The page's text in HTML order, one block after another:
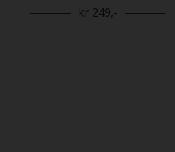
kr 249,-